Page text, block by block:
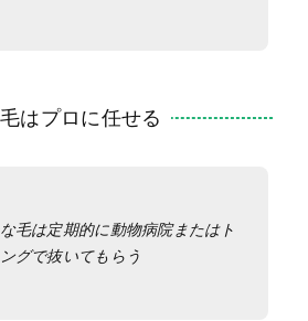
はプロに任せる
毛は定期的に動物病院またはト
グで抜いてもらう